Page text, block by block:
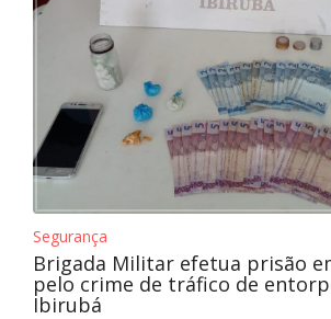
Segurança
Brigada Militar efetua prisão
pelo crime de tráfico de
Ibirubá